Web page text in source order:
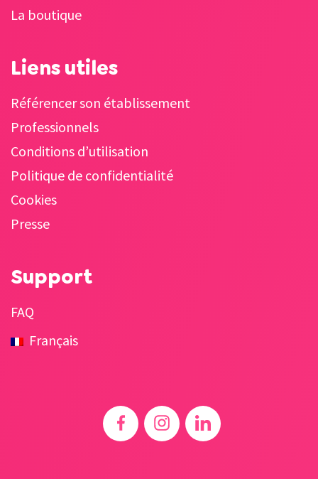
La boutique
Liens utiles
Référencer son établissement
Professionnels
Conditions d’utilisation
Politique de confidentialité
Cookies
Presse
Support
FAQ
Français